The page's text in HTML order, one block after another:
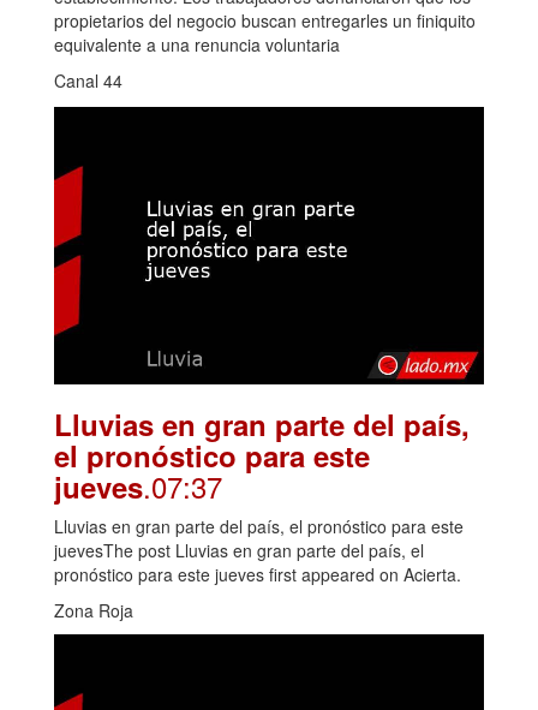
propietarios del negocio buscan entregarles un finiquito
equivalente a una renuncia voluntaria
Canal 44
Lluvias en gran parte del país,
el pronóstico para este
jueves.07:37
Lluvias en gran parte del país, el pronóstico para este
juevesThe post Lluvias en gran parte del país, el
pronóstico para este jueves first appeared on Acierta.
Zona Roja